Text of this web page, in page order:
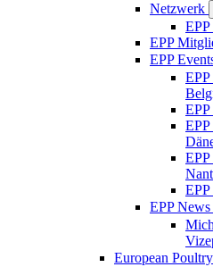
Netzwerk
EPP
EPP
EPP
EPP
EPP
EPP
EPP News
European